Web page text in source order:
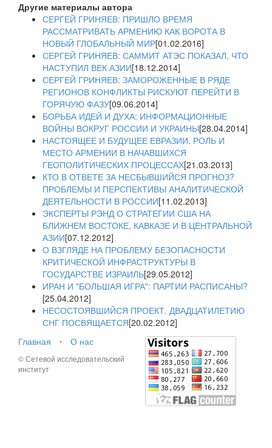
Другие материалы автора
СЕРГЕЙ ГРИНЯЕВ: ПРИШЛО ВРЕМЯ
РАССМАТРИВАТЬ АРМЕНИЮ КАК ВОРОТА В
НОВЫЙ ГЛОБАЛЬНЫЙ МИР[01.02.2016]
СЕРГЕЙ ГРИНЯЕВ: САММИТ АТЭС ПОКАЗАЛ, ЧТО
НАСТУПИЛ ВЕК АЗИИ[18.12.2014]
СЕРГЕЙ ГРИНЯЕВ: ЗАМОРОЖЕННЫЕ В РЯДЕ
РЕГИОНОВ КОНФЛИКТЫ РИСКУЮТ ПЕРЕЙТИ В
ГОРЯЧУЮ ФАЗУ[09.06.2014]
БОРЬБА ИДЕЙ И ДУХА: ИНФОРМАЦИОННЫЕ
ВОЙНЫ ВОКРУГ РОССИИ И УКРАИНЫ[28.04.2014]
НАСТОЯЩЕЕ И БУДУЩЕЕ ЕВРАЗИИ. РОЛЬ И
МЕСТО АРМЕНИИ В НАЧАВШИХСЯ
ГЕОПОЛИТИЧЕСКИХ ПРОЦЕССАХ[21.03.2013]
КТО В ОТВЕТЕ ЗА НЕСБЫВШИЙСЯ ПРОГНОЗ?
ПРОБЛЕМЫ И ПЕРСПЕКТИВЫ АНАЛИТИЧЕСКОЙ
ДЕЯТЕЛЬНОСТИ В РОССИИ[11.02.2013]
ЭКСПЕРТЫ РЭНД О СТРАТЕГИИ США НА
БЛИЖНЕМ ВОСТОКЕ, КАВКАЗЕ И В ЦЕНТРАЛЬНОЙ
АЗИИ[07.12.2012]
О ВЗГЛЯДЕ НА ПРОБЛЕМУ БЕЗОПАСНОСТИ
КРИТИЧЕСКОЙ ИНФРАСТРУКТУРЫ В
ГОСУДАРСТВЕ ИЗРАИЛЬ[29.05.2012]
ИРАН И "БОЛЬШАЯ ИГРА": ПАРТИИ РАСПИСАНЫ?
[25.04.2012]
НЕСОСТОЯВШИЙСЯ ПРОЕКТ. ДВАДЦАТИЛЕТИЮ
СНГ ПОСВЯЩАЕТСЯ[20.02.2012]
Главная
⋅ О нас
© Сетевой исследовательский
институт